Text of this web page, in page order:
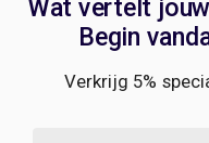
Wat vertelt
Begin
Verkrijg 5%